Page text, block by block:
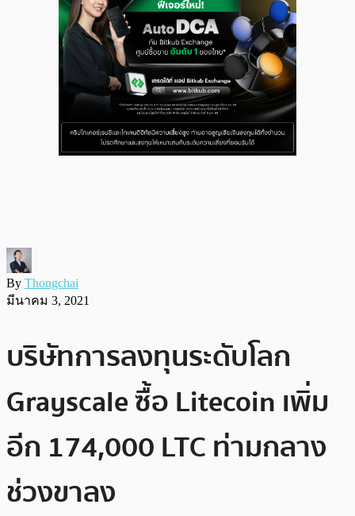
By Thongchai
มีนาคม 3, 2021
บริษัทการลงทุนระดับโลก
Grayscale ซื้อ Litecoin เพิ่ม
อีก 174,000 LTC ท่ามกลาง
ช่วงขาลง